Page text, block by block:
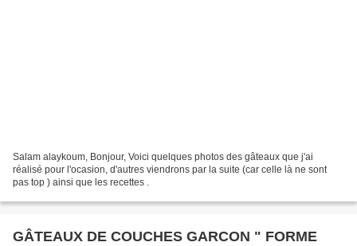
Salam alaykoum, Bonjour, Voici quelques photos des gâteaux que j'ai
réalisé pour l'ocasion, d'autres viendrons par la suite (car celle là ne sont
pas top ) ainsi que les recettes .
GÂTEAUX DE COUCHES GARCON " FORME